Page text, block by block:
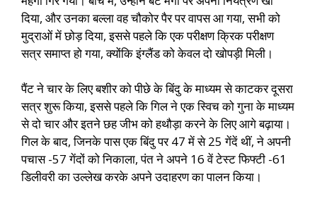
दिया, और उनका बल्ला वह चौकोर पैर पर वापस आ गया, सभी को
मुद्राओं में छोड़ दिया, इससे पहले कि एक परीक्षण क्रिक परीक्षण
सत्र समाप्त हो गया, क्योंकि इंग्लैंड को केवल दो खोपड़ी मिली।
पैंट ने चार के लिए बशीर को पीछे के बिंदु के माध्यम से काटकर दूसरा
सत्र शुरू किया, इससे पहले कि गिल ने एक स्विच को गुना के माध्यम
से दो चार और इतने छह जीभ को हथौड़ा करने के लिए आगे बढ़ाया।
गिल के बाद, जिनके पास एक बिंदु पर 47 में से 25 गेंदें थीं, ने अपनी
पचास -57 गेंदों को निकाला, पंत ने अपने 16 वें टेस्ट फिफ्टी -61
डिलीवरी का उल्लेख करके अपने उदाहरण का पालन किया।